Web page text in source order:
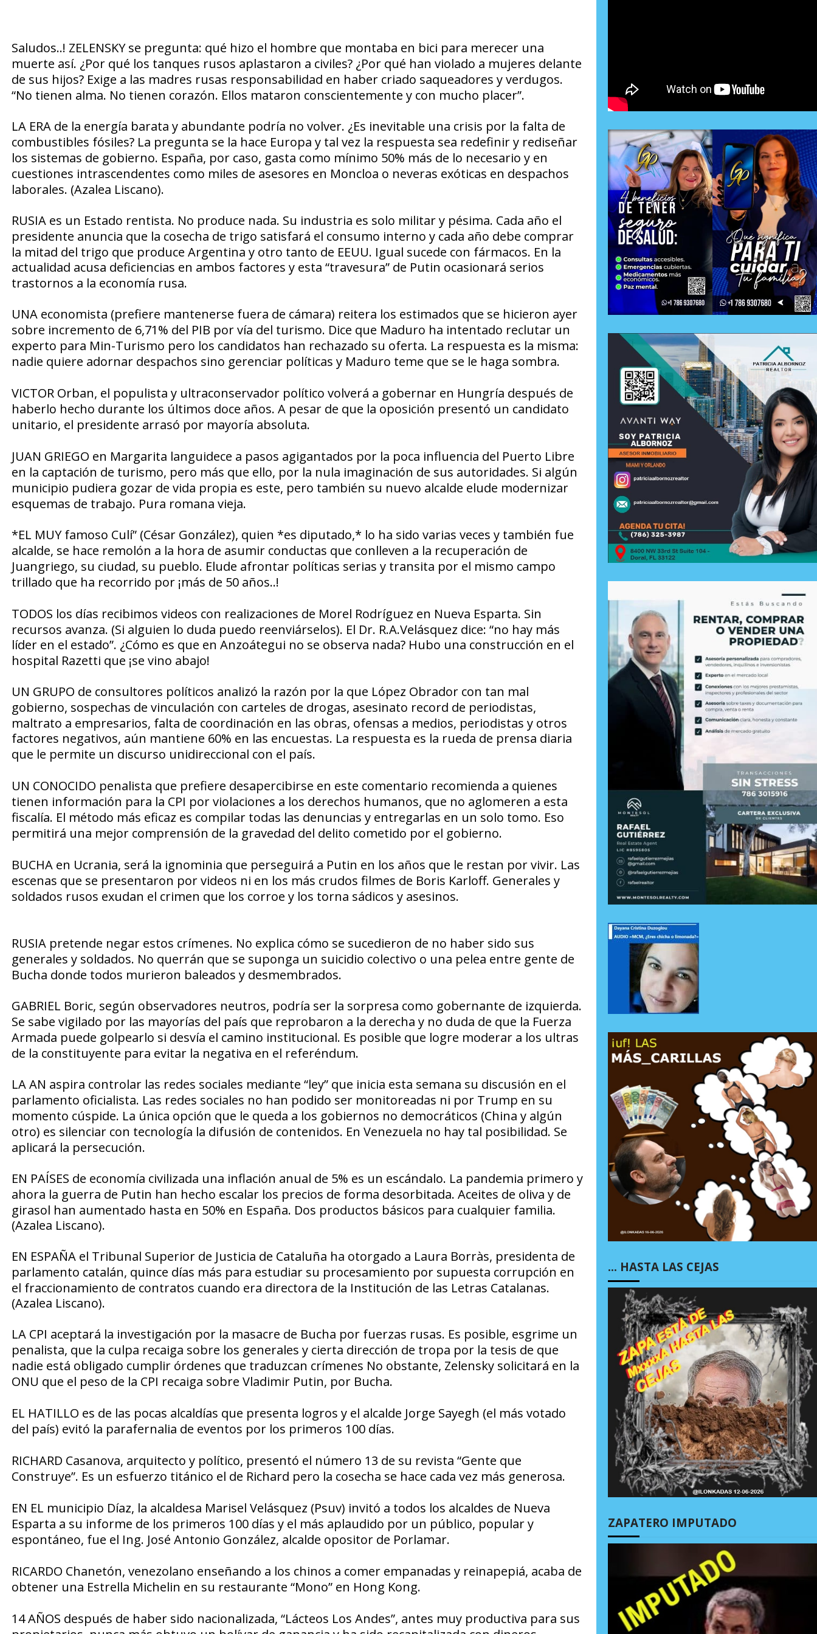
Saludos..! ZELENSKYse pregunta: qué hizo el hombre que montaba en bici para merecer una
muerte así. ¿Por qué los tanques rusos aplastaron a civiles? ¿Por qué han violado a mujeres delante
de sus hijos?Exige a las madres rusas responsabilidad en haber criado saqueadores y verdugos.
“No tienen alma. No tienen corazón. Ellos mataron conscientemente y con mucho placer”.
LA ERA de la energía barata y abundante podría no volver. ¿Es inevitable una crisis por la falta de
combustibles fósiles? La pregunta se la hace Europa y tal vez la respuesta sea redefinir y rediseñar
los sistemas de gobierno. España, por caso, gasta como mínimo 50% más de lo necesario y en
cuestiones intrascendentes como miles de asesores en Moncloa o neveras exóticas en despachos
laborales. (Azalea Liscano).
RUSIA es un Estado rentista. No produce nada. Su industria es solo militar y pésima. Cada año el
presidente anuncia que la cosecha de trigo satisfará el consumo interno y cada año debe comprar
la mitad del trigo que produce Argentina y otro tanto de EEUU. Igual sucede con fármacos. En la
actualidad acusa deficiencias en ambos factores y esta “travesura” de Putin ocasionará serios
trastornos a la economía rusa.
UNA economista (prefiere mantenerse fuera de cámara) reitera los estimados que se hicieron ayer
sobre incremento de 6,71% del PIB por vía del turismo. Dice que Maduro ha intentado reclutar un
experto para Min-Turismo pero los candidatos han rechazado su oferta. La respuesta es la misma:
nadie quiere adornar despachos sino gerenciar políticas y Maduro teme que se le haga sombra.
VICTOR Orban, el populista y ultraconservadorpolítico volverá a gobernar en Hungría después de
haberlo hecho durante los últimos doce años. A pesar de que la oposición presentó un candidato
unitario, el presidente arrasó por mayoría absoluta.
JUAN GRIEGO en Margarita languidece a pasos agigantados por la poca influencia del Puerto Libre
en la captación de turismo, pero más que ello, por la nula imaginación de sus autoridades. Si algún
municipio pudiera gozar de vida propia es este, pero también su nuevo alcalde elude modernizar
esquemas de trabajo. Pura romana vieja.
*EL MUY famoso Culí” (César González), quien *es diputado,* lo ha sido varias veces y también fue
alcalde, se hace remolón a la hora de asumir conductas que conlleven a la recuperación de
Juangriego, su ciudad, su pueblo. Elude afrontar políticas serias y transita por el mismo campo
trillado que ha recorrido por ¡más de 50 años..!
TODOS los días recibimos videos con realizaciones de Morel Rodríguez en Nueva Esparta. Sin
recursos avanza. (Si alguien lo duda puedo reenviárselos). El Dr. R.A.Velásquez dice: “no hay más
líder en el estado”. ¿Cómo es que en Anzoátegui no se observa nada?Hubo una construcción en el
hospital Razetti que ¡se vino abajo!
UN GRUPO de consultores políticos analizó la razón por la que López Obradorcon tan mal
gobierno, sospechas de vinculación con carteles de drogas, asesinato record de periodistas,
maltrato a empresarios, falta de coordinación en las obras, ofensas a medios, periodistas y otros
factores negativos, aún mantiene 60% en las encuestas. La respuesta es la rueda de prensa diaria
que le permite un discurso unidireccional con el país.
UN CONOCIDO penalista que prefiere desapercibirse en este comentario recomienda a quienes
tienen información para la CPI porviolaciones a los derechos humanos, que no aglomeren a esta
fiscalía. El método más eficaz es compilar todas las denuncias y entregarlas en un solo tomo. Eso
permitirá una mejor comprensión de la gravedad del delito cometido por el gobierno.
BUCHA en Ucrania, será la ignominia que perseguirá a Putin en los años que le restan por vivir. Las
escenas que se presentaron por videos ni en los más crudos filmes de Boris Karloff. Generales y
soldados rusos exudan el crimen que los corroe y los torna sádicos y asesinos.
RUSIA pretende negarestos crímenes. No explica cómo se sucedieron de no haber sido sus
generales y soldados. No querrán que se suponga un suicidio colectivo o una pelea entre gente de
Bucha donde todos murieron baleados y desmembrados.
GABRIEL Boric, según observadores neutros, podría ser la sorpresa como gobernante de izquierda.
Se sabe vigilado por las mayorías del país que reprobaron a la derecha y no duda de que la Fuerza
Armada puede golpearlo si desvía el camino institucional. Es posible que logre moderar a los ultras
de la constituyente para evitar la negativa en el referéndum.
LA AN aspira controlarlas redes sociales mediante “ley” que inicia esta semana su discusión en el
parlamento oficialista. Las redes sociales no han podido ser monitoreadas ni por Trump en su
momento cúspide. La única opción que le queda a los gobiernos no democráticos (China y algún
otro) es silenciar con tecnología la difusión de contenidos. En Venezuela no hay tal posibilidad. Se
aplicará la persecución.
EN PAÍSES de economía civilizada una inflación anual de 5% es un escándalo. La pandemia primero y
ahora la guerra de Putin han hecho escalar los precios de forma desorbitada. Aceites de oliva y de
girasol han aumentado hasta en 50% en España. Dos productos básicos para cualquier familia.
(Azalea Liscano).
EN ESPAÑAel Tribunal Superior de Justicia de Cataluña ha otorgado a Laura Borràs, presidenta de
parlamento catalán, quince días más para estudiar su procesamiento por supuesta corrupción en
el fraccionamiento de contratos cuando era directora de la Institución de las Letras Catalanas.
(Azalea Liscano).
LA CPI aceptará la investigación por la masacre de Bucha por fuerzas rusas. Es posible, esgrime un
penalista, que la culpa recaiga sobre los generales y cierta dirección de tropa por la tesis de que
nadie está obligado cumplir órdenes que traduzcan crímenes No obstante, Zelensky solicitará en la
ONU que el peso de la CPI recaiga sobre Vladimir Putin, por Bucha.
EL HATILLO es de las pocas alcaldías que presenta logros y el alcalde Jorge Sayegh (el más votado
del país) evitó la parafernalia de eventos por los primeros 100 días.
RICHARD Casanova, arquitecto y político, presentó el número 13 de su revista “Gente que
Construye”. Es un esfuerzo titánico el de Richard pero la cosecha se hace cada vez más generosa.
EN EL municipio Díaz, la alcaldesa Marisel Velásquez (Psuv) invitó a todos los alcaldes de Nueva
Esparta a su informe de los primeros 100 días y el más aplaudido por un público, popular y
espontáneo, fue el Ing. José Antonio González, alcalde opositor de Porlamar.
RICARDO Chanetón, venezolano enseñando a los chinos a comer empanadas y reinapepiá, acaba de
obtener una Estrella Michelin en su restaurante “Mono”en Hong Kong.
14 AÑOS después de haber sido nacionalizada, “Lácteos Los Andes”, antes muy productiva para sus
… HASTA LAS CEJAS
ZAPATERO IMPUTADO